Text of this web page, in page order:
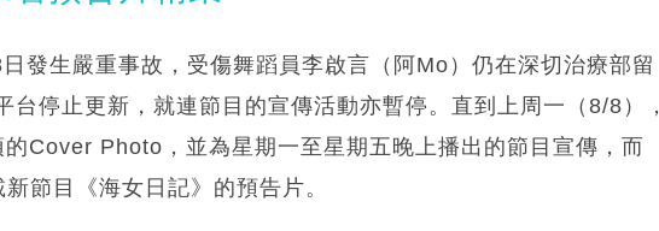
發生嚴重事故，受傷舞蹈員李啟言（阿Mo）仍在深切治療部留
停止更新，就連節目的宣傳活動亦暫停。直到上周一（8/8），
Cover Photo，並為星期一至星期五晚上播出的節目宣傳，而
節目《海女日記》的預告片。